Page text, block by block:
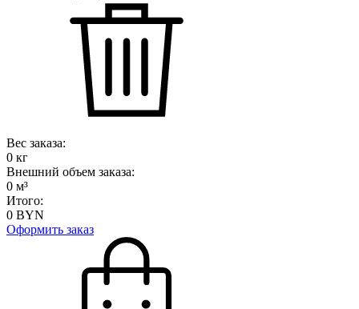
Вес заказа:
0 кг
Внешний объем заказа:
0 м³
Итого:
0 BYN
Оформить заказ